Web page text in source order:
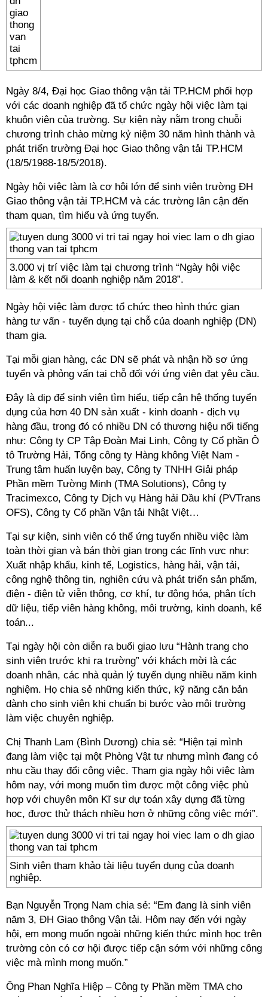
Ngày 8/4, Đại học Giao thông vận tải TP.HCM phối hợp
với các doanh nghiệp đã tổ chức ngày hội việc làm tại
khuôn viên của trường. Sự kiện này nằm trong chuỗi
chương trình chào mừng kỷ niệm 30 năm hình thành và
phát triển trường Đại học Giao thông vận tải TP.HCM
(18/5/1988-18/5/2018).
Ngày hội việc làm là cơ hội lớn để sinh viên trường ĐH
Giao thông vận tải TP.HCM và các trường lân cận đến
tham quan, tìm hiểu và ứng tuyển.
3.000 vị trí việc làm tại chương trình “Ngày hội việc
làm & kết nối doanh nghiệp năm 2018”.
Ngày hội việc làm được tổ chức theo hình thức gian
hàng tư vấn - tuyển dụng tại chỗ của doanh nghiệp (DN)
tham gia.
Tại mỗi gian hàng, các DN sẽ phát và nhận hồ sơ ứng
tuyển và phỏng vấn tại chỗ đối với ứng viên đạt yêu cầu.
Đây là dịp để sinh viên tìm hiểu, tiếp cận hệ thống tuyển
dụng của hơn 40 DN sản xuất - kinh doanh - dịch vụ
hàng đầu, trong đó có nhiều DN có thương hiệu nổi tiếng
như: Công ty CP Tập Đoàn Mai Linh, Công ty Cổ phần Ô
tô Trường Hải, Tổng công ty Hàng không Việt Nam -
Trung tâm huấn luyện bay, Công ty TNHH Giải pháp
Phần mềm Tường Minh (TMA Solutions), Công ty
Tracimexco, Công ty Dịch vụ Hàng hải Dầu khí (PVTrans
OFS), Công ty Cổ phần Vận tải Nhật Việt…
Tại sự kiện, sinh viên có thể ứng tuyển nhiều việc làm
toàn thời gian và bán thời gian trong các lĩnh vực như:
Xuất nhập khẩu, kinh tế, Logistics, hàng hải, vận tải,
công nghệ thông tin, nghiên cứu và phát triển sản phẩm,
điện - điện tử viễn thông, cơ khí, tự động hóa, phân tích
dữ liệu, tiếp viên hàng không, môi trường, kinh doanh, kế
toán...
Tại ngày hội còn diễn ra buổi giao lưu “Hành trang cho
sinh viên trước khi ra trường” với khách mời là các
doanh nhân, các nhà quản lý tuyển dụng nhiều năm kinh
nghiệm. Họ chia sẻ những kiến thức, kỹ năng căn bản
dành cho sinh viên khi chuẩn bị bước vào môi trường
làm việc chuyên nghiệp.
Chị Thanh Lam (Bình Dương) chia sẻ: “Hiện tại mình
đang làm việc tại một Phòng Vật tư nhưng mình đang có
nhu cầu thay đổi công việc. Tham gia ngày hội việc làm
hôm nay, với mong muốn tìm được một công việc phù
hợp với chuyên môn Kĩ sư dự toán xây dựng đã từng
học, được thử thách nhiều hơn ở những công việc mới”.
Sinh viên tham khảo tài liệu tuyển dụng của doanh
nghiệp.
Bạn Nguyễn Trọng Nam chia sẻ: “Em đang là sinh viên
năm 3, ĐH Giao thông Vận tải. Hôm nay đến với ngày
hội, em mong muốn ngoài những kiến thức mình học trên
trường còn có cơ hội được tiếp cận sớm với những công
việc mà mình mong muốn.”
Ông Phan Nghĩa Hiệp – Công ty Phần mềm TMA cho